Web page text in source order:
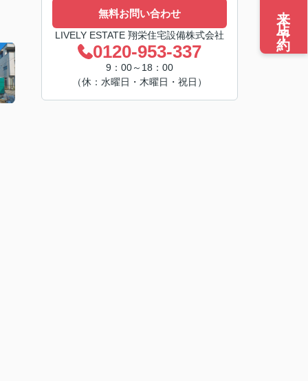
無料お問い合わせ
LIVELY ESTATE 翔栄住宅設備株式会社
0120-953-337
9：00～18：00
（休：水曜日・木曜日・祝日）
来店予約